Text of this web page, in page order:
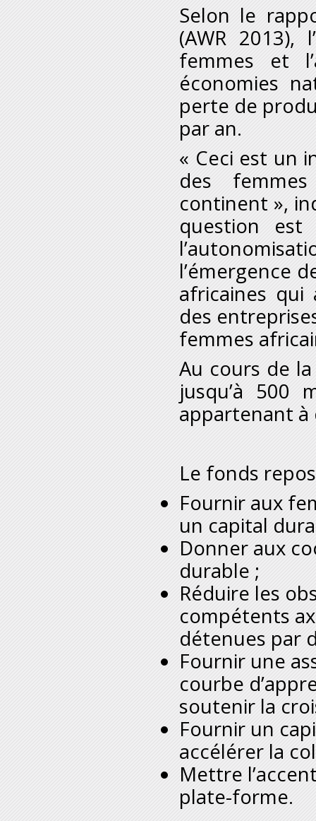
Selon le
(AWR 2013),
femmes et
économies
perte de
par an.
« Ceci est un
des
continent »,
question
l’émergence
africaines
des
femmes
Au cours de
jusqu’à 500
appartenant à
Le fonds
Fournir aux
un capital
Donner aux
durable ;
Réduire les
compétents
détenues par
Fournir une
courbe
soutenir la
Fournir un
accélérer la
Mettre
plate-forme.